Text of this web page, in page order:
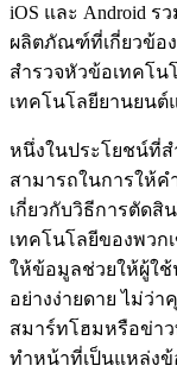
iOS และ Android
ผลิตภัณฑ์ที่เกี่ยวข้อง
สำรวจหัวข้อเทคโ
เทคโนโลยียานยนต์
หนึ่งในประโยชน์ที่ส
สามารถในการให้
เกี่ยวกับวิธีการตัดสิ
เทคโนโลยีของพวก
ให้ข้อมูลช่วยให้ผู้ใ
อย่างง่ายดาย ไม่ว่
สมาร์ทโฮมหรือข่าว
ทำหน้าที่เป็นแหล่ง